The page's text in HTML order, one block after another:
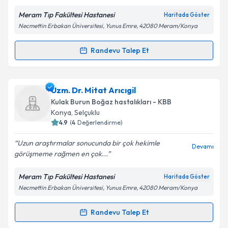
Kişisel verilerimin işlenmesine ilişkin
Aydınlatma
Metni'ni okudum ve kişisel verilerimin belirtilen
kapsamda işlenmesini kabul ediyorum.
Meram Tıp Fakültesi Hastanesi Haritada Göster
Necmettin Erbakan Üniversitesi, Yunus Emre, 42080 Meram/Konya
Randevu Talep Et
Randevu Takvimi Talebi
Dr. Mehmet Akif Eryılmaziçin randevu takvimi
talebi oluşturun. Size bu uzmandan randevu almanız
için bir takvim hazırlandığında e-posta ile
bilgilendireceğiz.
E-posta Adresiniz
Kişisel verilerimin işlenmesine ilişkinAydınlatma
Metni'ni okudum ve kişisel verilerimin belirtilen
kapsamda işlenmesini kabul ediyorum.
Uzm. Dr. Mitat Arıcıgil
Kulak Burun Boğaz hastalıkları - KBB
Konya, Selçuklu
4.9 (4 Değerlendirme)
Uzun araştırmalar sonucunda bir çok hekimle
görüşmeme rağmen en çok...
Devamı
Meram Tıp Fakültesi Hastanesi Haritada Göster
Necmettin Erbakan Üniversitesi, Yunus Emre, 42080 Meram/Konya
Randevu Talep Et
Randevu Takvimi Talebi